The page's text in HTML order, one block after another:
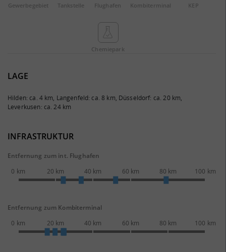
Gewerbe­gebiet Tankstelle Flughafen Kombi­terminal KEP
Chemie­park
LAGE
Hilden: ca. 4 km, Langenfeld: ca. 8 km, Düsseldorf: ca. 20 km,
Leverkusen: ca. 24 km
INFRASTRUKTUR
Entfernung zum int. Flughafen
0 km
20 km 40 km 60 km 80 km 100 km
Entfernung zum Kombiterminal
0 km
20 km 40 km 60 km 80 km 100 km